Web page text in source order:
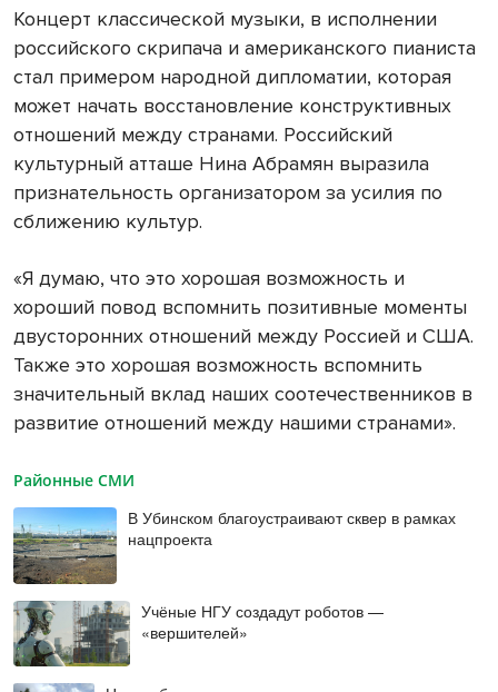
Концерт классической музыки, в исполнении
российского скрипача и американского пианиста
стал примером народной дипломатии, которая
может начать восстановление конструктивных
отношений между странами. Российский
культурный атташе Нина Абрамян выразила
признательность организатором за усилия по
сближению культур.
«Я думаю, что это хорошая возможность и
хороший повод вспомнить позитивные моменты
двусторонних отношений между Россией и США.
Также это хорошая возможность вспомнить
значительный вклад наших соотечественников в
развитие отношений между нашими странами».
Районные СМИ
В Убинском благоустраивают сквер в рамках
нацпроекта
Учёные НГУ создадут роботов —
«вершителей»